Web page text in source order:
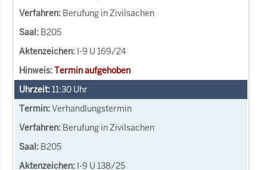
Berufung in Zivilsachen
B205
I-9 U 169/24
Termin aufgehoben
11:30 Uhr
Verhandlungstermin
Berufung in Zivilsachen
B205
I-9 U 138/25